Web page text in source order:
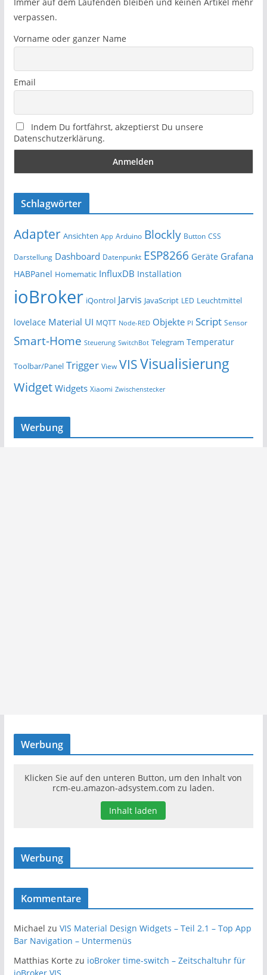
verpassen.
Vorname oder ganzer Name
Email
Indem Du fortfährst, akzeptierst Du unsere
Datenschutzerklärung.
Schlagwörter
Adapter Ansichten App Arduino Blockly Button CSS
Darstellung Dashboard Datenpunkt ESP8266 Geräte Grafana
HABPanel Homematic InfluxDB Installation
ioBroker iQontrol Jarvis JavaScript LED Leuchtmittel
lovelace Material UI MQTT Node-RED Objekte PI Script Sensor
Smart-Home Steuerung SwitchBot Telegram Temperatur
Toolbar/Panel Trigger View VISVisualisierung
Widget Widgets Xiaomi Zwischenstecker
Werbung
Werbung
Klicken Sie auf den unteren Button, um den Inhalt von
rcm-eu.amazon-adsystem.com zu laden.
Inhalt laden
Werbung
Kommentare
Michael zu VIS Material Design Widgets – Teil 2.1 – Top App
Bar Navigation – Untermenüs
Matthias Korte zu ioBroker time-switch – Zeitschaltuhr für